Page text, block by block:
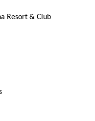
Resort & Club